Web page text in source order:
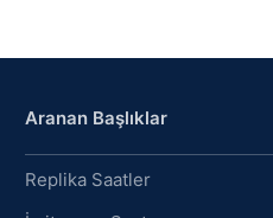
Aranan Başlıklar
Replika Saatler